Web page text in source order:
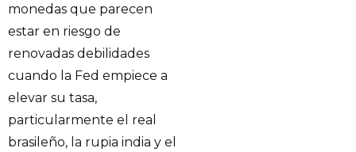
monedas que parecen
estar en riesgo de
renovadas debilidades
cuando la Fed empiece a
elevar su tasa,
particularmente el real
brasileño, la rupia india y el